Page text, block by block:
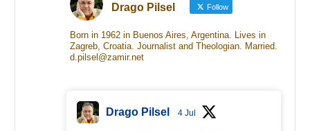
Drago Pilsel Follow
Born in 1962 in Buenos Aires, Argentina. Lives in
Zagreb, Croatia. Journalist and Theologian. Married.
d.pilsel@zamir.net
Drago Pilsel 4 Jul